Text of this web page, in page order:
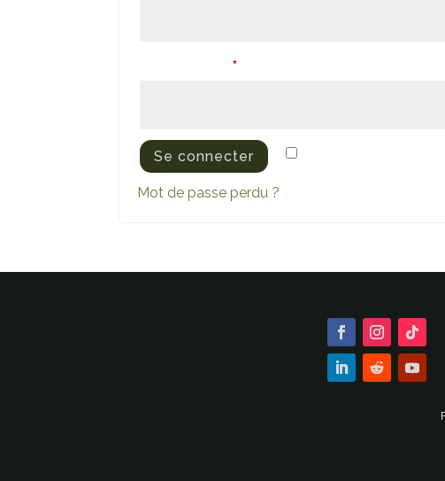
Mot de passe*Obligatoire
Alternative:
Se connecter
Mot de passe perdu ?